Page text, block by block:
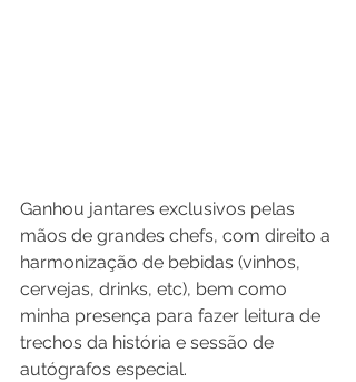
Ganhou jantares exclusivos pelas
mãos de grandes chefs, com direito a
harmonização de bebidas (vinhos,
cervejas, drinks, etc), bem como
minha presença para fazer leitura de
trechos da história e sessão de
autógrafos especial.